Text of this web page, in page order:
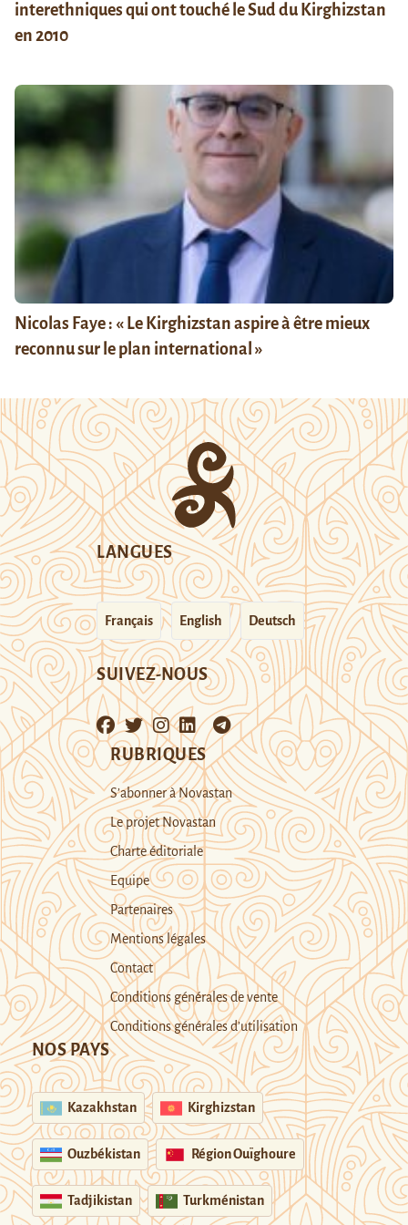
interethniques qui ont touché le Sud du Kirghizstan
en 2010
Nicolas Faye : « Le Kirghizstan aspire à être mieux
reconnu sur le plan international »
LANGUES
Français English Deutsch
SUIVEZ-NOUS
RUBRIQUES
S’abonner à Novastan
Le projet Novastan
Charte éditoriale
Equipe
Partenaires
Mentions légales
Contact
Conditions générales de vente
Conditions générales d’utilisation
NOS PAYS
Kazakhstan Kirghizstan
Ouzbékistan Région Ouïghoure
Tadjikistan Turkménistan